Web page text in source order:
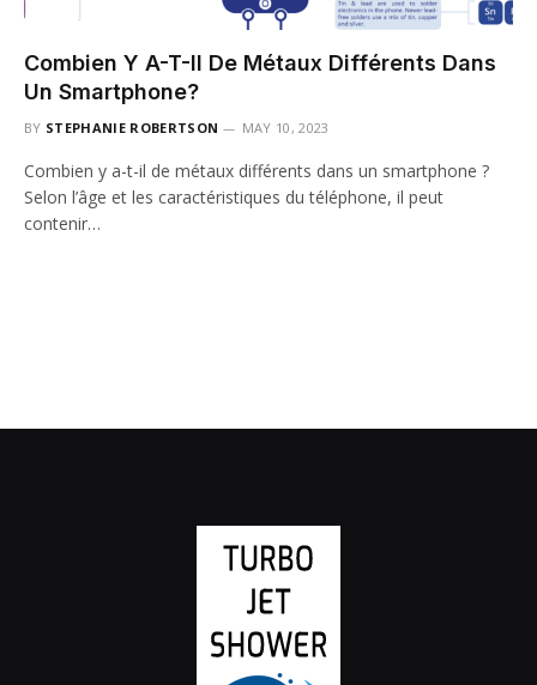
Combien Y A-T-Il De Métaux Différents Dans
Un Smartphone?
BY STEPHANIE ROBERTSON MAY 10, 2023
Combien y a-t-il de métaux différents dans un smartphone ?
Selon l’âge et les caractéristiques du téléphone, il peut
contenir…